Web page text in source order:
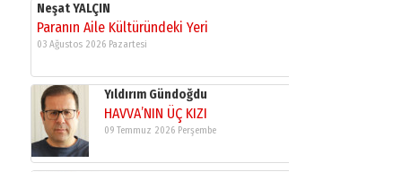
Neşat YALÇIN
Paranın Aile Kültüründeki Yeri
03 Ağustos 2026 Pazartesi
Yıldırım Gündoğdu
HAVVA’NIN ÜÇ KIZI
09 Temmuz 2026 Perşembe